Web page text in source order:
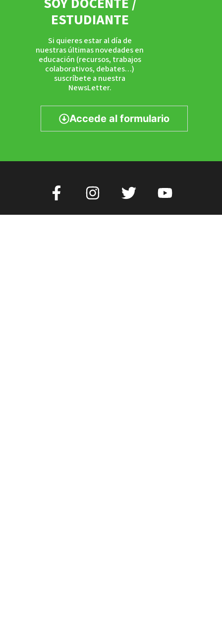
ESTUDIANTE
Si quieres estar al día de
nuestras últimas novedades en
educación (recursos, trabajos
colaborativos, debates…)
suscríbete a nuestra
NewsLetter.
Accede al formulario